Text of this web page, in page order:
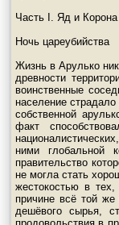
Часть I. Яд и Корона
Ночь цареубийства
Жизнь в Арулько
древности
воинственные
население
собственной
факт
ними глобальной
правительство
не могла стать
жестокостью в
причине всё той же
дешёвого сырья,